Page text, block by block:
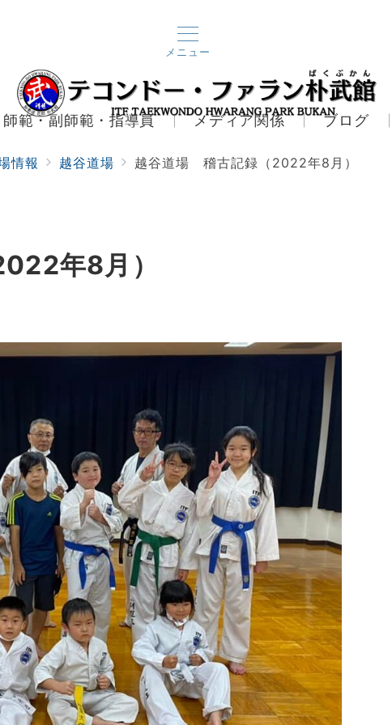
メニュー
師範・副師範・指導員 メディア関係 ブログ
情報 越谷道場 越谷道場 稽古記録（2022年8月）
年8月）